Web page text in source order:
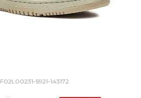
F02L00231-5921-143172